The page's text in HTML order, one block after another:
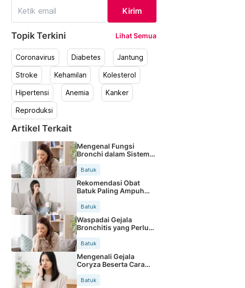
Kirim
Topik Terkini Lihat Semua
Coronavirus Diabetes Jantung
Stroke Kehamilan Kolesterol
Hipertensi Anemia Kanker
Reproduksi
Artikel Terkait
Mengenal Fungsi
Bronchi dalam Sistem
Pernapasan Manusia
Batuk
Rekomendasi Obat
Batuk Paling Ampuh
Gejala
Batuk
Waspadai Gejala
Bronchitis yang Perlu
Segera Ditangani
Batuk
Mengenali Gejala
Coryza Beserta Cara
Batuk